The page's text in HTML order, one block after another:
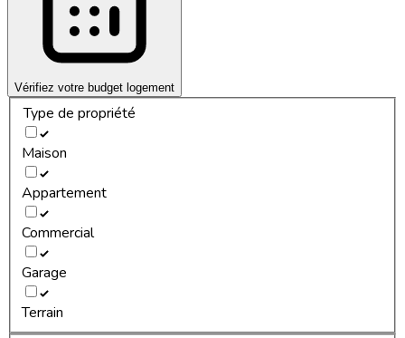
Vérifiez votre budget logement
Type de propriété
Maison
Appartement
Commercial
Garage
Terrain